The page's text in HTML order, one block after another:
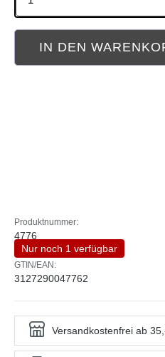
IN DEN
Produktnummer:
4776
Nur noch 1 verfügbar
GTIN/EAN:
3127290047762
Versandkostenfrei ab